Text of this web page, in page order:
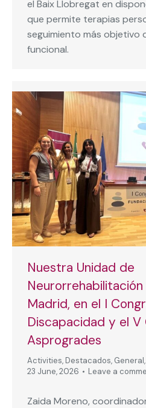
el Baix Llobregat en
que permite terapias
seguimiento más objetivo
funcional.
Nuestra Unidad de
Madrid, en el I
Discapacidad y el V
Asprogrades
Activities, Destacados, General,
23 June, 2026
Leave a
Zaida Moreno,